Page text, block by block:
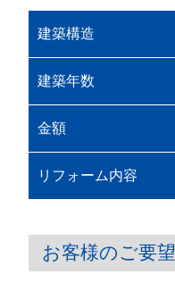
建築構造
建築年数
金額
リフォーム内容
お客様のご要望